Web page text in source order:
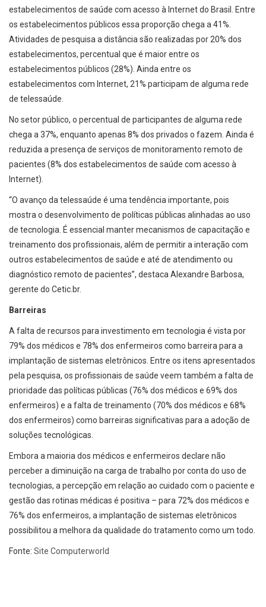
estabelecimentos de saúde com acesso à Internet do Brasil. Entre
os estabelecimentos públicos essa proporção chega a 41%.
Atividades de pesquisa a distância são realizadas por 20% dos
estabelecimentos, percentual que é maior entre os
estabelecimentos públicos (28%). Ainda entre os
estabelecimentos com Internet, 21% participam de alguma rede
de telessaúde.
No setor público, o percentual de participantes de alguma rede
chega a 37%, enquanto apenas 8% dos privados o fazem. Ainda é
reduzida a presença de serviços de monitoramento remoto de
pacientes (8% dos estabelecimentos de saúde com acesso à
Internet).
“O avanço da telessaúde é uma tendência importante, pois
mostra o desenvolvimento de políticas públicas alinhadas ao uso
de tecnologia. É essencial manter mecanismos de capacitação e
treinamento dos profissionais, além de permitir a interação com
outros estabelecimentos de saúde e até de atendimento ou
diagnóstico remoto de pacientes”, destaca Alexandre Barbosa,
gerente do Cetic.br.
Barreiras
A falta de recursos para investimento em tecnologia é vista por
79% dos médicos e 78% dos enfermeiros como barreira para a
implantação de sistemas eletrônicos. Entre os itens apresentados
pela pesquisa, os profissionais de saúde veem também a falta de
prioridade das políticas públicas (76% dos médicos e 69% dos
enfermeiros) e a falta de treinamento (70% dos médicos e 68%
dos enfermeiros) como barreiras significativas para a adoção de
soluções tecnológicas.
Embora a maioria dos médicos e enfermeiros declare não
perceber a diminuição na carga de trabalho por conta do uso de
tecnologias, a percepção em relação ao cuidado com o paciente e
gestão das rotinas médicas é positiva – para 72% dos médicos e
76% dos enfermeiros, a implantação de sistemas eletrônicos
possibilitou a melhora da qualidade do tratamento como um todo.
Fonte: Site Computerworld